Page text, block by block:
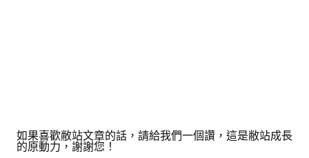
如果喜歡敝站文章的話，請給我們一個讚，這是敝站成長
的原動力，謝謝您！